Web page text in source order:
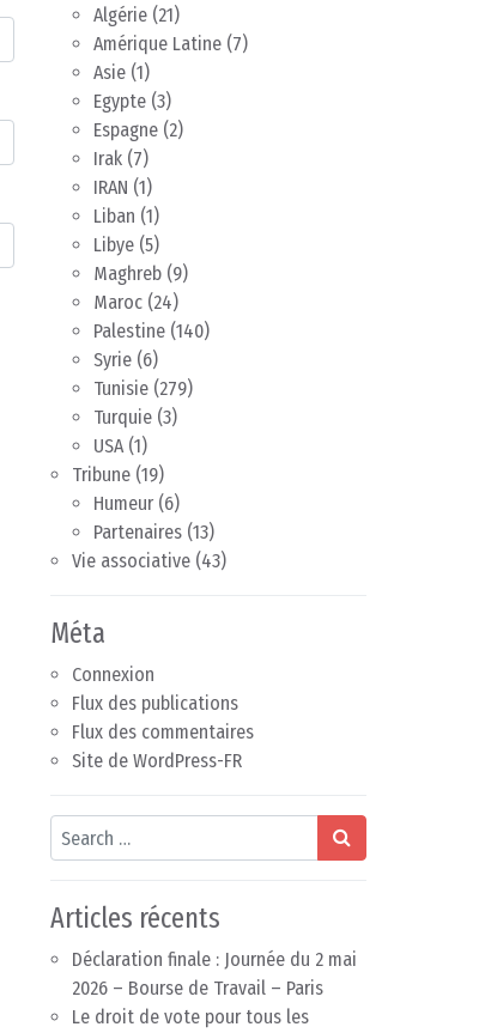
Algérie (21)
Amérique Latine (7)
Asie (1)
Egypte (3)
Espagne (2)
Irak (7)
IRAN (1)
Liban (1)
Libye (5)
Maghreb (9)
Maroc (24)
Palestine (140)
Syrie (6)
Tunisie (279)
Turquie (3)
USA(1)
Tribune (19)
Humeur (6)
Partenaires (13)
Vie associative (43)
Méta
Connexion
Flux des publications
Flux des commentaires
Site de WordPress-FR
Search
Articles récents
Déclaration finale : Journée du 2 mai
2026 – Bourse de Travail – Paris
Le droit de vote pour tous les